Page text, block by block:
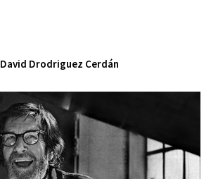
David Drodriguez Cerdán